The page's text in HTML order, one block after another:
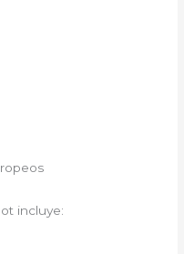
incluye: